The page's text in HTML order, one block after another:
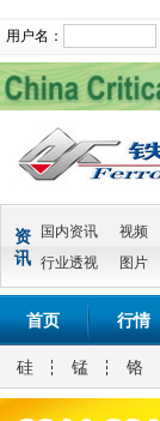
用户名：
资
讯
国内资讯 视频
行业透视
图片
首页 行情
硅 锰 铬